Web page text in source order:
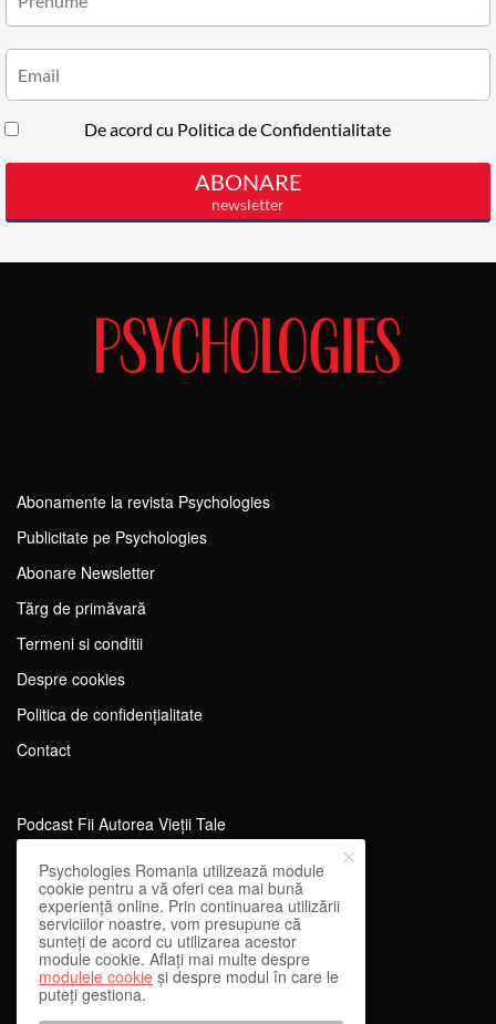
Abonamente la revista Psychologies
Publicitate pe Psychologies
Abonare Newsletter
Tărg de primăvară
Termeni si conditii
Despre cookies
Politica de confidențialitate
Contact
Podcast Fii Autorea Vieții Tale
Evenimente Fii Autoarea Vieții Tale!
SportEdu
Antrenament Mental pentru Sportivi
Learning Network
WEnough
Psychologies Romania utilizează module
cookie pentru a vă oferi cea mai bună
experiență online. Prin continuarea utilizării
serviciilor noastre, vom presupune că
sunteți de acord cu utilizarea acestor
module cookie. Aflați mai multe despre
modulele cookie și despre modul în care le
puteți gestiona.